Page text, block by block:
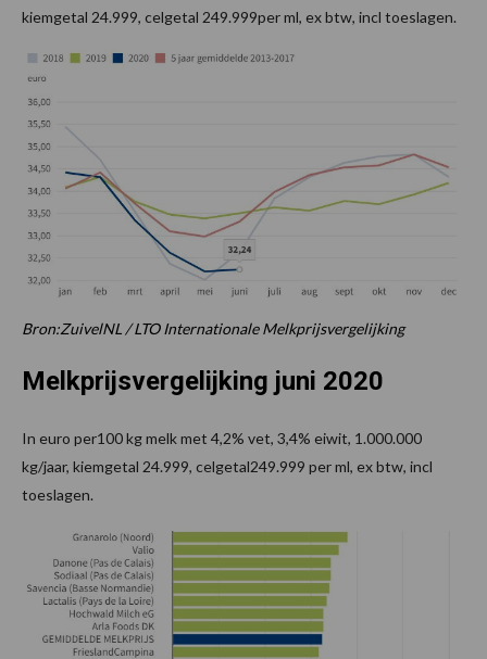
kiemgetal 24.999, celgetal 249.999per ml, ex btw, incl toeslagen.
Bron:ZuivelNL / LTO Internationale Melkprijsvergelijking
Melkprijsvergelijking juni 2020
In euro per100 kg melk met 4,2% vet, 3,4% eiwit, 1.000.000
kg/jaar, kiemgetal 24.999, celgetal249.999 per ml, ex btw, incl
toeslagen.